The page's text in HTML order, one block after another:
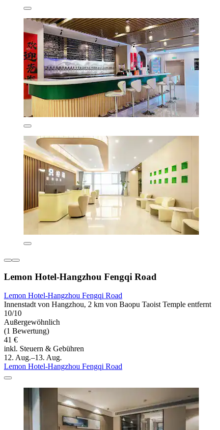
Lemon Hotel-Hangzhou Fengqi Road
Lemon Hotel-Hangzhou Fengqi Road
Innenstadt von Hangzhou, 2 km von Baopu Taoist Temple entfernt
10/10
Außergewöhnlich
(1 Bewertung)
41 €
inkl. Steuern & Gebühren
12. Aug.–13. Aug.
Lemon Hotel-Hangzhou Fengqi Road